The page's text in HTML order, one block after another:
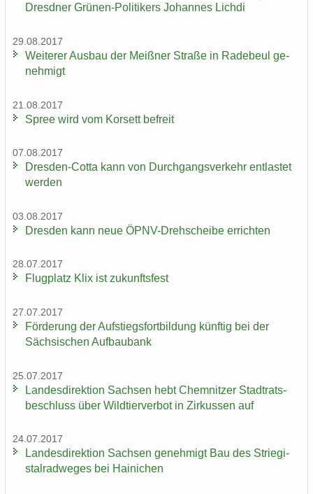
Dresd­ner Grünen-​Politikers Jo­han­nes Lich­di
29.08.2017
Wei­te­rer Aus­bau der Meiß­ner Stra­ße in Ra­de­beul ge­
neh­migt
21.08.2017
Spree wird vom Kor­sett be­freit
07.08.2017
Dresden-​Cotta kann von Durch­gangs­ver­kehr ent­las­tet
wer­den
03.08.2017
Dres­den kann neue ÖPNV-​Drehscheibe er­rich­ten
28.07.2017
Flug­platz Klix ist zu­kunfts­fest
27.07.2017
För­de­rung der Auf­stiegs­fort­bil­dung künf­tig bei der
Säch­si­schen Auf­bau­bank
25.07.2017
Lan­des­di­rek­ti­on Sach­sen hebt Chem­nit­zer Stadt­rats­
be­schluss über Wild­tier­ver­bot in Zir­kus­sen auf
24.07.2017
Lan­des­di­rek­ti­on Sach­sen ge­neh­migt Bau des Strie­gi­
st­al­rad­we­ges bei Hai­ni­chen